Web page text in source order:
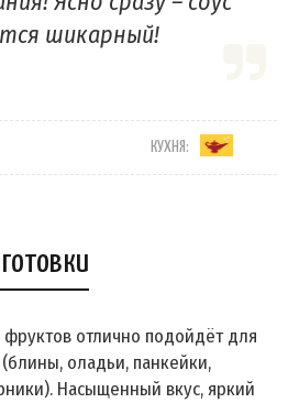
шикарный!
КУХНЯ:
фруктов отлично подойдёт для
оладьи, панкейки,
Насыщенный вкус, яркий